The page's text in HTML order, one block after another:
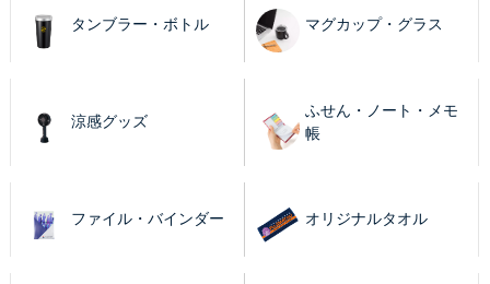
タンブラー・ボトル マグカップ・グラス
涼感グッズ
ふせん・ノート・メモ
帳
ファイル・バインダー オリジナルタオル